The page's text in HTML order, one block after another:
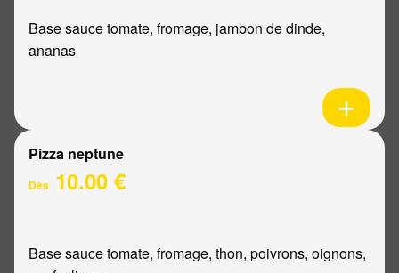
Base sauce tomate, fromage, jambon de dinde,
ananas
Pizza neptune
Dès 10.00 €
Base sauce tomate, fromage, thon, poivrons, oignons,